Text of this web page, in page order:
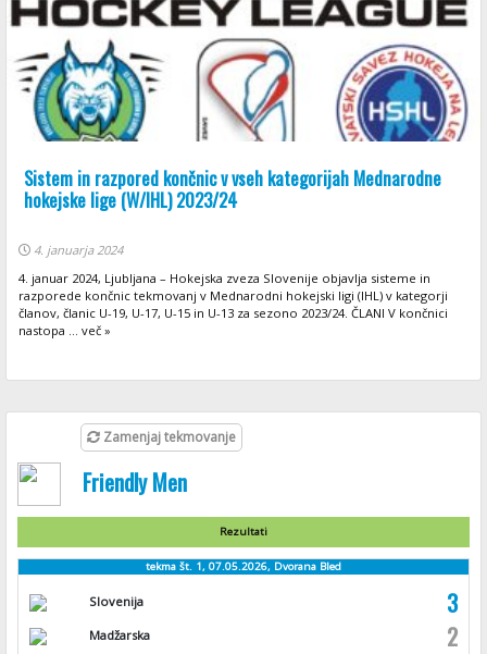
Sistem in razpored končnic v vseh kategorijah Mednarodne
hokejske lige (W/IHL) 2023/24
4. januarja 2024
4. januar 2024, Ljubljana – Hokejska zveza Slovenije objavlja sisteme in
razporede končnic tekmovanj v Mednarodni hokejski ligi (IHL) v kategorji
članov, članic U-19, U-17, U-15 in U-13 za sezono 2023/24. ČLANI V končnici
nastopa ... več »
Zamenjaj tekmovanje
Friendly Men
Rezultati
tekma št. 1, 07.05.2026, Dvorana Bled
Slovenija 3
Madžarska 2